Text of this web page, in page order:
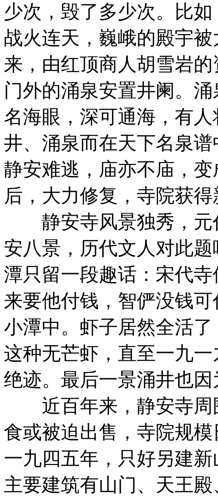
少次，毁了多少次。比
战火连天，巍峨的殿宇
来，由红顶商人胡雪岩
门外的涌泉安置井阑。
名海眼，深可通海，有
井、涌泉而在天下名泉
静安难逃，庙亦不庙，
后，大力修复，寺院获
静安寺风景独秀，元
安八景，历代文人对此
潭只留一段趣话：宋代
来要他付钱，智俨没钱
小潭中。虾子居然全活
这种无芒虾，直至一九
绝迹。最后一景涌井也
近百年来，静安寺周
食或被迫出售，寺院规
一九四五年，只好另建
主要建筑有山门、天王